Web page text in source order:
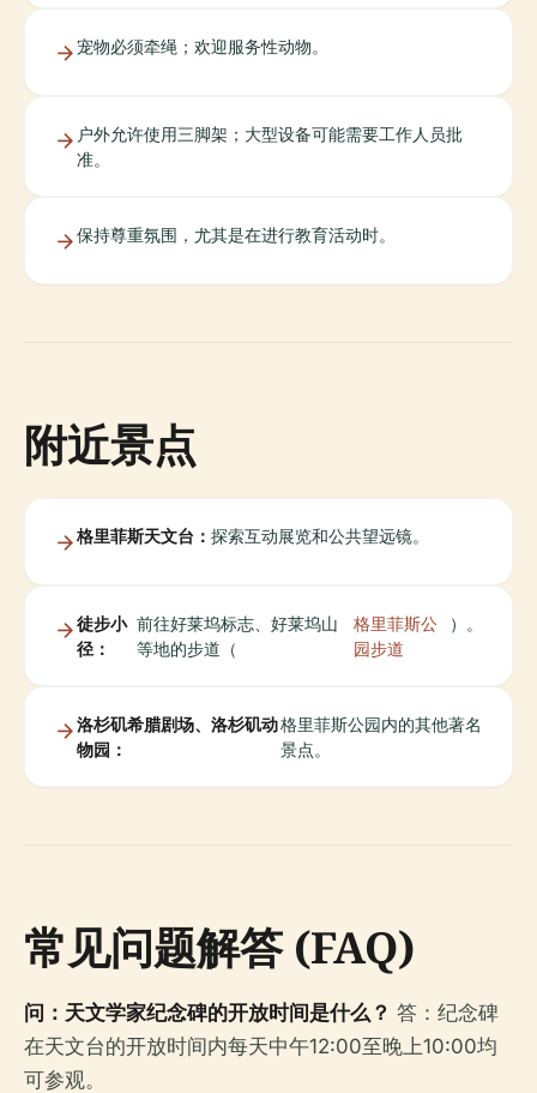
宠物必须牵绳；欢迎服务性动物。
户外允许使用三脚架；大型设备可能需要工作人员批
准。
保持尊重氛围，尤其是在进行教育活动时。
附近景点
格里菲斯天文台： 探索互动展览和公共望远镜。
徒步小
径：
前往好莱坞标志、好莱坞山
等地的步道（
格里菲斯公
园步道
）。
洛杉矶希腊剧场、洛杉矶动
物园：
格里菲斯公园内的其他著名
景点。
常见问题解答 (FAQ)
问：天文学家纪念碑的开放时间是什么？ 答：纪念碑
在天文台的开放时间内每天中午12:00至晚上10:00均
可参观。